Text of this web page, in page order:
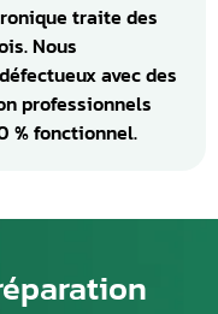
traite des
Nous
avec des
professionnels
% fonctionnel.